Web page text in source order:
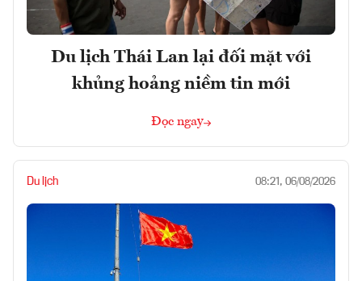
Du lịch Thái Lan lại đối mặt với
khủng hoảng niềm tin mới
Đọc ngay
Du lịch 08:21, 06/08/2026